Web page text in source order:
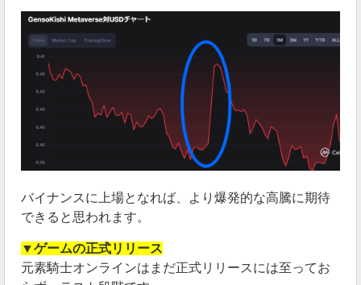
バイナンスに上場となれば、より爆発的な高騰に期待
できると思われます。
▼ゲームの正式リリース
元素騎士オンラインはまだ正式リリースには至ってお